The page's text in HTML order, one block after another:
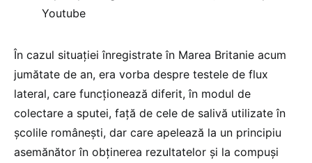
Youtube
În cazul situației înregistrate în Marea Britanie acum
jumătate de an, era vorba despre testele de flux
lateral, care funcționează diferit, în modul de
colectare a sputei, față de cele de salivă utilizate în
școlile românești, dar care apelează la un principiu
asemănător în obținerea rezultatelor și la compuși